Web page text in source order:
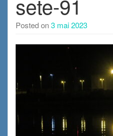
sete-91
Posted on3 mai 2023